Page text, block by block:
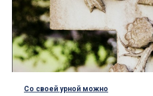
Со своей урной можно